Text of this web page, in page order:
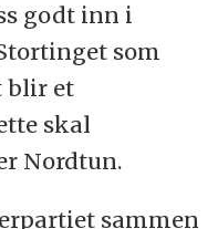
godt inn i
som
blir et
skal
Nordtun.
sammen